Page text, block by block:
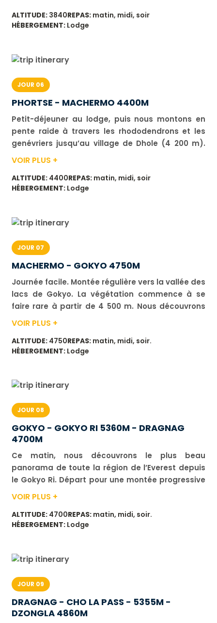
du midi, puis une belle descente vers
Protsetanga, arrivée au lodge. Nous sommes au
(6 685 m). Durée de marche : environ 6 heures.
Dénivelé : positif 700 m, négatif 340 m.
ALTITUDE: 3840REPAS: matin, midi, soir
HÉBERGEMENT: Lodge
JOUR 06
PHORTSE - MACHERMO 4400M
Petit-déjeuner au lodge, puis nous montons en
pente raide à travers les rhododendrons et les
genévriers jusqu’au village de Dhole (4 200 m).
L’après-midi, vous continuez à cheminer jusqu’à
Dénivelé : positif 980 m, négatif 390 m.
VOIR PLUS +
ALTITUDE: 4400REPAS: matin, midi, soir
HÉBERGEMENT: Lodge
JOUR 07
MACHERMO - GOKYO 4750M
Journée facile. Montée régulière vers la vallée des
lacs de Gokyo. La végétation commence à se
faire rare à partir de 4 500 m. Nous découvrons
progressivement de nouvelles montagnes,
frontière avec le Tibet. Nous passons devant
deux lacs avant d'arriver au lac de Gokyo (4 750
puis après-midi de repos. Durée de marche : 4 à
5 h. Dénivelé : positif 470 m, négatif 120 m.
VOIR PLUS +
ALTITUDE: 4750REPAS: matin, midi, soir.
HÉBERGEMENT: Lodge
JOUR 08
GOKYO - GOKYO RI 5360M - DRAGNAG
4700M
Ce matin, nous découvrons le plus beau
panorama de toute la région de l’Everest depuis
le Gokyo Ri. Départ pour une montée progressive
mais raide d’environ 2 à 3 heures. Depuis le
l’Everest, le Lhotse, le Gyachung Kang et le
Makalu. Nous retournons à Gokyo puis prenons le
en traversant la langue terminale du glacier
Ngozumpa. Nuit au hameau de Dragnak. Dénivelé
: positif 800 m, négatif 200 m.
VOIR PLUS +
ALTITUDE: 4700REPAS: matin, midi, soir.
HÉBERGEMENT: Lodge
JOUR 09
DRAGNAG - CHO LA PASS - 5355M -
DZONGLA 4860M